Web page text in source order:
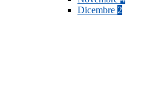
Dicembre 2